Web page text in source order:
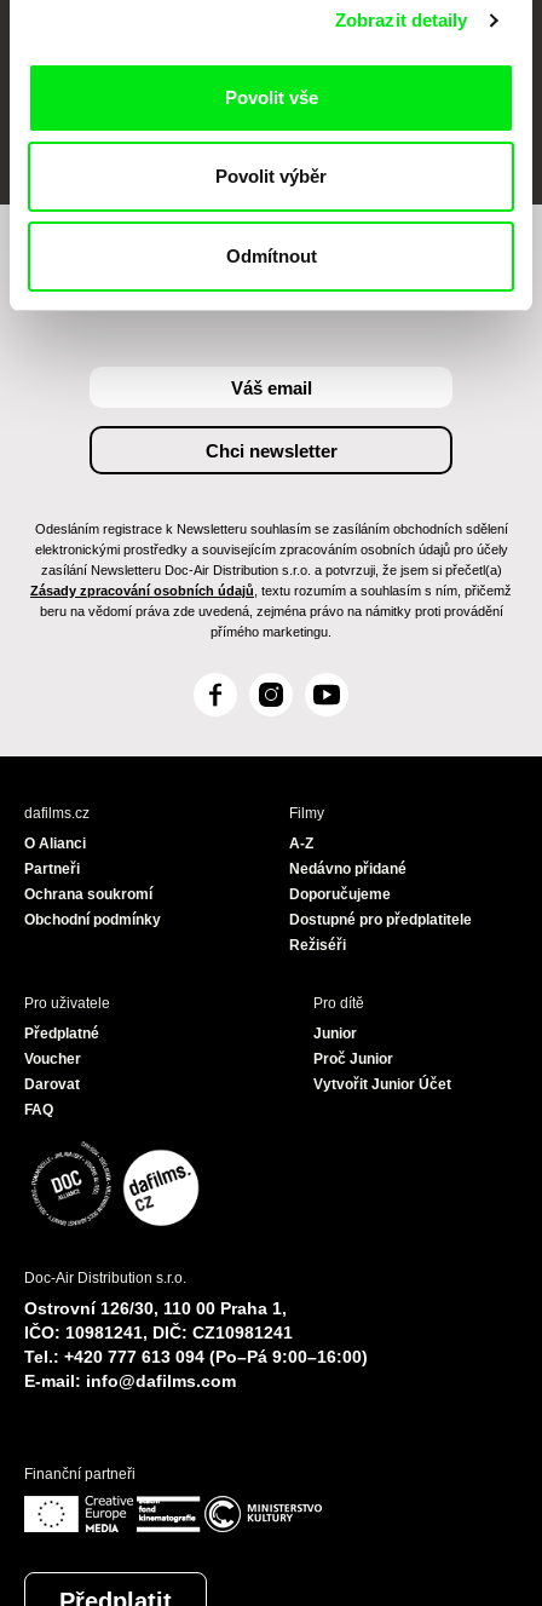
Zobrazit detaily
Povolit vše
Povolit výběr
Odmítnout
Chcete být pravidelně informováni o našem
filmovém programu?
Odesláním registrace k Newsletteru souhlasím se zasíláním obchodních sdělení
elektronickými prostředky a souvisejícím zpracováním osobních údajů pro účely
zasílání Newsletteru Doc-Air Distribution s.r.o. a potvrzuji, že jsem si přečetl(a)
Zásady zpracování osobních údajů , textu rozumím a souhlasím s ním, přičemž
beru na vědomí práva zde uvedená, zejména právo na námitky proti provádění
přímého marketingu.
F
c
I
s
Y
u
dafilms.cz
O Alianci
Partneři
Ochrana soukromí
Obchodní podmínky
Filmy
A-Z
Nedávno přidané
Doporučujeme
Dostupné pro předplatitele
Režiséři
Pro uživatele
Předplatné
Voucher
Darovat
FAQ
Pro dítě
Junior
Proč Junior
Vytvořit Junior Účet
Doc-Air Distribution s.r.o.
Ostrovní 126/30, 110 00 Praha 1,
IČO: 10981241, DIČ: CZ10981241
Tel.: +420 777 613 094 (Po–Pá 9:00–16:00)
E-mail: info@dafilms.com
Finanční partneři
Předplatit